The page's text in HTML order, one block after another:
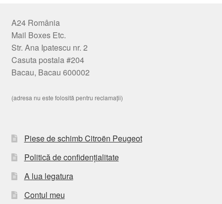
A24 România
Mail Boxes Etc.
Str. Ana Ipatescu nr. 2
Casuta postala #204
Bacau, Bacau 600002
(adresa nu este folosită pentru reclamații)
Piese de schimb Citroën Peugeot
Politică de confidențialitate
A lua legatura
Contul meu